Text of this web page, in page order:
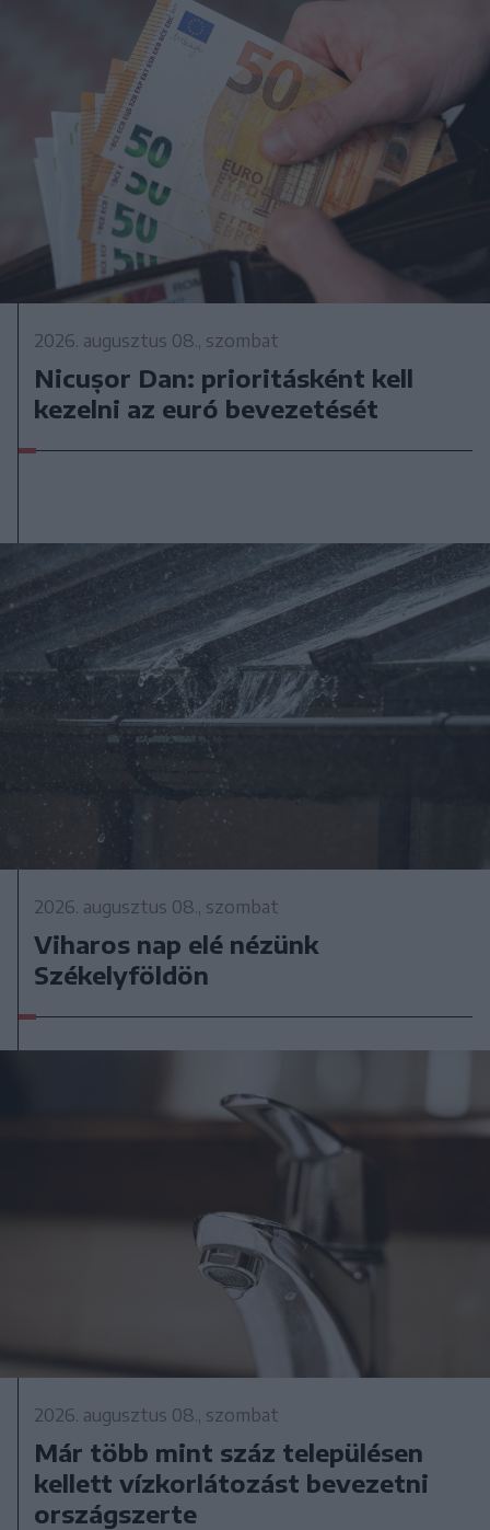
2026. augusztus 08., szombat
Nicușor Dan: prioritásként kell
kezelni az euró bevezetését
2026. augusztus 08., szombat
Viharos nap elé nézünk
Székelyföldön
2026. augusztus 08., szombat
Már több mint száz településen
kellett vízkorlátozást bevezetni
országszerte